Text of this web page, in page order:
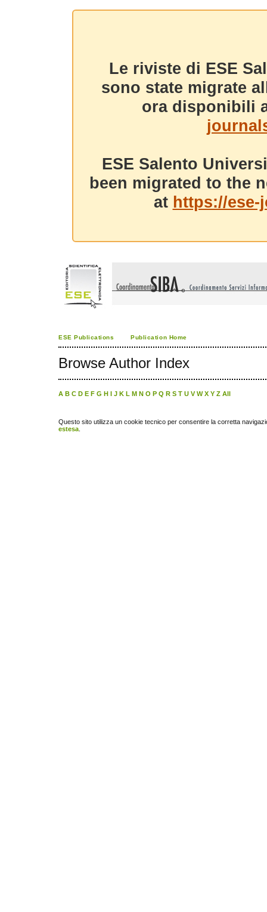
Le riviste di ESE
sono state migrate
ora disponibili
ESE Salento
been migrated to the
at https://
ESE Publications Publication Home
Browse Author Index
A B C D E F G H I J K L M N O P Q R S T U V W X Y Z All
Questo sito utilizza un cookie tecnico per consentire la corretta
estesa